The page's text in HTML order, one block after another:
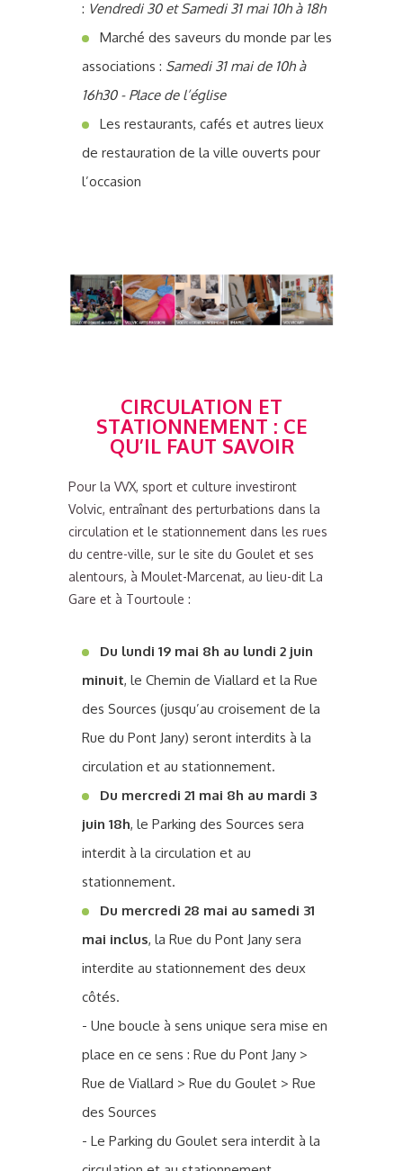
: Vendredi 30 et Samedi 31 mai 10h à 18h
Marché des saveurs du monde par les
associations : Samedi 31 mai de 10h à
16h30 - Place de l’église
Les restaurants, cafés et autres lieux
de restauration de la ville ouverts pour
l’occasion
CIRCULATION ET
STATIONNEMENT : CE
QU’IL FAUT SAVOIR
Pour la VVX, sport et culture investiront
Volvic, entraînant des perturbations dans la
circulation et le stationnement dans les rues
du centre-ville, sur le site du Goulet et ses
alentours, à Moulet-Marcenat, au lieu-dit La
Gare et à Tourtoule :
Du lundi 19 mai 8h au lundi 2 juin
minuit, le Chemin de Viallard et la Rue
des Sources (jusqu’au croisement de la
Rue du Pont Jany) seront interdits à la
circulation et au stationnement.
Du mercredi 21 mai 8h au mardi 3
juin 18h, le Parking des Sources sera
interdit à la circulation et au
stationnement.
Du mercredi 28 mai au samedi 31
mai inclus, la Rue du Pont Jany sera
interdite au stationnement des deux
côtés.
- Une boucle à sens unique sera mise en
place en ce sens : Rue du Pont Jany >
Rue de Viallard > Rue du Goulet > Rue
des Sources
- Le Parking du Goulet sera interdit à la